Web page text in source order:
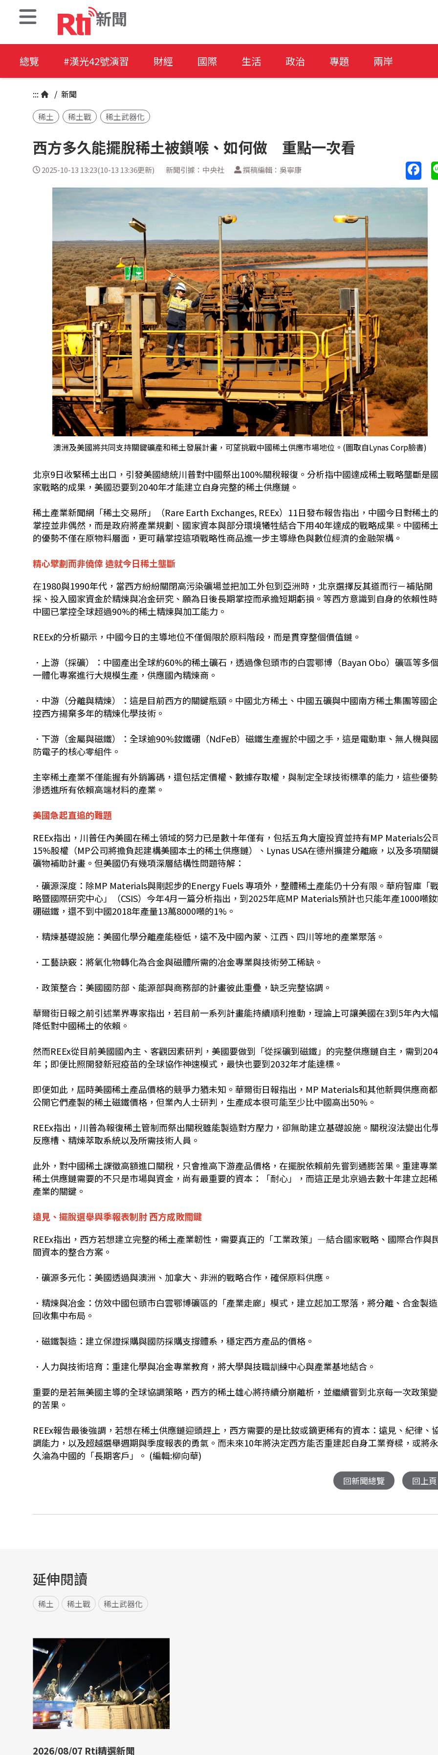
新聞
總覽 #漢光42號演習 財經 國際 生活 政治 專題 兩岸
::: / 新聞
稀土
稀土戰 稀土武器化
西方多久能擺脫稀土被鎖喉、如何做 重點一次看
2025-10-13 13:23(10-13 13:36更新) 新聞引據：中央社 撰稿編輯：吳寧康
澳洲及美國將共同支持關鍵礦產和稀土發展計畫，可望挑戰中國稀土供應市場地位。(圖取自Lynas Corp臉書)
北京9日收緊稀土出口，引發美國總統川普對中國祭出100%關稅報復。分析指中國達成稀土戰略壟斷是國
家戰略的成果，美國恐要到2040年才能建立自身完整的稀土供應鏈。
稀土產業新聞網「稀土交易所」（Rare Earth Exchanges, REEx）11日發布報告指出，中國今日對稀土的
掌控並非偶然，而是政府將產業規劃、國家資本與部分環境犧牲結合下用40年達成的戰略成果。中國稀土
的優勢不僅在原物料層面，更可藉掌控這項戰略性商品進一步主導綠色與數位經濟的金融架構。
精心擘劃而非僥倖 造就今日稀土壟斷
在1980與1990年代，當西方紛紛關閉高污染礦場並把加工外包到亞洲時，北京選擇反其道而行－補貼開
採、投入國家資金於精煉與冶金研究、願為日後長期掌控而承擔短期虧損。等西方意識到自身的依賴性時
中國已掌控全球超過90%的稀土精煉與加工能力。
REEx的分析顯示，中國今日的主導地位不僅侷限於原料階段，而是貫穿整個價值鏈。
．上游（採礦）：中國產出全球約60%的稀土礦石，透過像包頭市的白雲鄂博（Bayan Obo）礦區等多個
一體化專案進行大規模生產，供應國內精煉商。
．中游（分離與精煉）：這是目前西方的關鍵瓶頸。中國北方稀土、中國五礦與中國南方稀土集團等國
控西方揚棄多年的精煉化學技術。
．下游（金屬與磁鐵）：全球逾90%釹鐵硼（NdFeB）磁鐵生產握於中國之手，這是電動車、無人機與國
防電子的核心零組件。
主宰稀土產業不僅能握有外銷籌碼，還包括定價權、數據存取權，與制定全球技術標準的能力，這些優
滲透進所有依賴高端材料的產業。
美國急起直追的難題
REEx指出，川普任內美國在稀土領域的努力已是數十年僅有，包括五角大廈投資並持有MP Materials公
15%股權（MP公司將擔負起建構美國本土的稀土供應鏈）、Lynas USA在德州擴建分離廠，以及多項關
礦物補助計畫。但美國仍有幾項深層結構性問題待解：
．礦源深度：除MP Materials與剛起步的Energy Fuels 專項外，整體稀土產能仍十分有限。華府智庫「戰
略暨國際研究中心」（CSIS）今年4月一篇分析指出，到2025年底MP Materials預計也只能年產1000噸
硼磁鐵，還不到中國2018年產量13萬8000噸的1%。
．精煉基礎設施：美國化學分離產能極低，遠不及中國內蒙、江西、四川等地的產業聚落。
．工藝訣竅：將氧化物轉化為合金與磁體所需的冶金專業與技術勞工稀缺。
．政策整合：美國國防部、能源部與商務部的計畫彼此重疊，缺乏完整協調。
華爾街日報之前引述業界專家指出，若目前一系列計畫能持續順利推動，理論上可讓美國在3到5年內大幅
降低對中國稀土的依賴。
然而REEx從目前美國國內主、客觀因素研判，美國要做到「從採礦到磁鐵」的完整供應鏈自主，需到
年；即便比照開發新冠疫苗的全球協作神速模式，最快也要到2032年才能達標。
即便如此，屆時美國稀土產品價格的競爭力猶未知。華爾街日報指出，MP Materials和其他新興供應商
公開它們產製的稀土磁鐵價格，但業內人士研判，生產成本很可能至少比中國高出50%。
REEx指出，川普為報復稀土管制而祭出關稅雖能製造對方壓力，卻無助建立基礎設施。關稅沒法變出化
反應槽、精煉萃取系統以及所需技術人員。
此外，對中國稀土課徵高額進口關稅，只會推高下游產品價格，在擺脫依賴前先嘗到通膨苦果。重建專
稀土供應鏈需要的不只是市場與資金，尚有最重要的資本：「耐心」，而這正是北京過去數十年建立起
產業的關鍵。
遠見、擺脫選舉與季報表制肘 西方成敗關鍵
REEx指出，西方若想建立完整的稀土產業韌性，需要真正的「工業政策」—結合國家戰略、國際合作與
間資本的整合方案。
．礦源多元化：美國透過與澳洲、加拿大、非洲的戰略合作，確保原料供應。
．精煉與冶金：仿效中國包頭市白雲鄂博礦區的「產業走廊」模式，建立起加工聚落，將分離、合金製
回收集中布局。
．磁鐵製造：建立保證採購與國防採購支撐體系，穩定西方產品的價格。
．人力與技術培育：重建化學與冶金專業教育，將大學與技職訓練中心與產業基地結合。
重要的是若無美國主導的全球協調策略，西方的稀土雄心將持續分崩離析，並繼續嘗到北京每一次政策
的苦果。
REEx報告最後強調，若想在稀土供應鏈迎頭趕上，西方需要的是比釹或鏑更稀有的資本：遠見、紀律、
調能力，以及超越選舉週期與季度報表的勇氣。而未來10年將決定西方能否重建起自身工業脊樑，或將永
久淪為中國的「長期客戶」。 (編輯:柳向華)
回新聞總覽 回上頁
延伸閱讀
稀土 稀土戰 稀土武器化
2026/08/07 Rti精選新聞